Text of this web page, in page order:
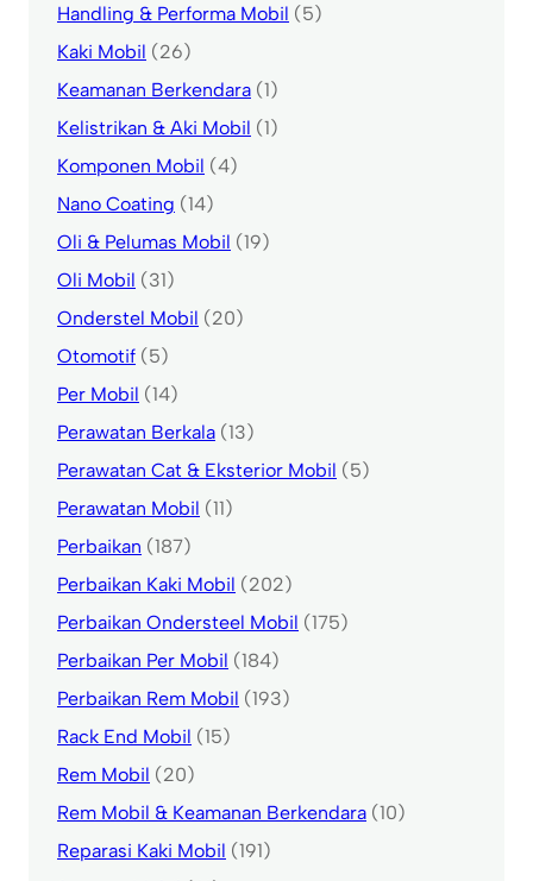
Handling & Performa Mobil (5)
Kaki Mobil (26)
Keamanan Berkendara (1)
Kelistrikan & Aki Mobil (1)
Komponen Mobil (4)
Nano Coating (14)
Oli & Pelumas Mobil (19)
Oli Mobil (31)
Onderstel Mobil (20)
Otomotif (5)
Per Mobil (14)
Perawatan Berkala (13)
Perawatan Cat & Eksterior Mobil (5)
Perawatan Mobil (11)
Perbaikan (187)
Perbaikan Kaki Mobil (202)
Perbaikan Ondersteel Mobil (175)
Perbaikan Per Mobil (184)
Perbaikan Rem Mobil (193)
Rack End Mobil (15)
Rem Mobil (20)
Rem Mobil & Keamanan Berkendara (10)
Reparasi Kaki Mobil (191)